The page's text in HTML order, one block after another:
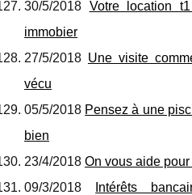
30/5/2018 Votre location
immobier
27/5/2018 Une visite
vécu
05/5/2018 Pensez à une
bien
23/4/2018 On vous aide
09/3/2018
Intérêts